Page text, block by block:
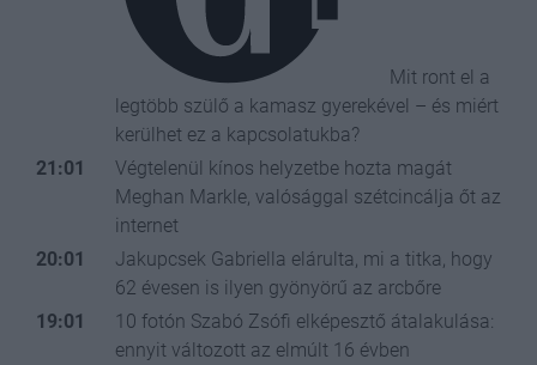
Mit ront el a
legtöbb szülő a kamasz gyerekével – és miért
kerülhet ez a kapcsolatukba?
21:01
Végtelenül kínos helyzetbe hozta magát
Meghan Markle, valósággal szétcincálja őt az
internet
20:01
Jakupcsek Gabriella elárulta, mi a titka, hogy
62 évesen is ilyen gyönyörű az arcbőre
19:01
10 fotón Szabó Zsófi elképesztő átalakulása:
ennyit változott az elmúlt 16 évben